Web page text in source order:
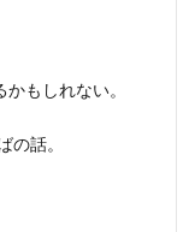
もしれない。
の話。